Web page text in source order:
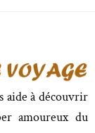
aide à découvrir
amoureux du